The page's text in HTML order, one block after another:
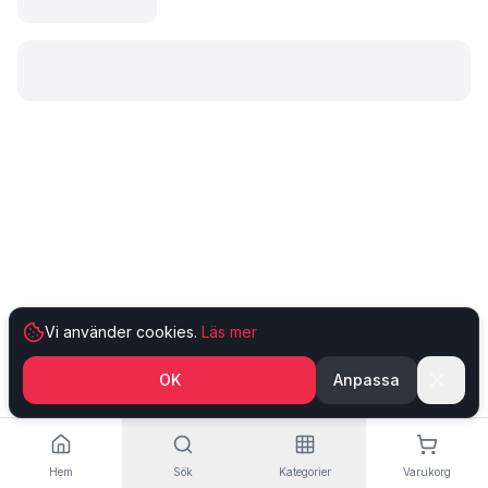
Hem Sök Kategorier Varukorg
Vi använder cookies. Läs mer
OK Anpassa